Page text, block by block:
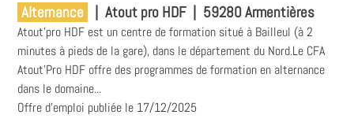
Alternance | Atout pro HDF | 59280 Armentières
Atout'pro HDF est un centre de formation situé à Bailleul (à 2
minutes à pieds de la gare), dans le département du Nord.Le CFA
Atout'Pro HDF offre des programmes de formation en alternance
dans le domaine...
Offre d'emploi publiée le 17/12/2025